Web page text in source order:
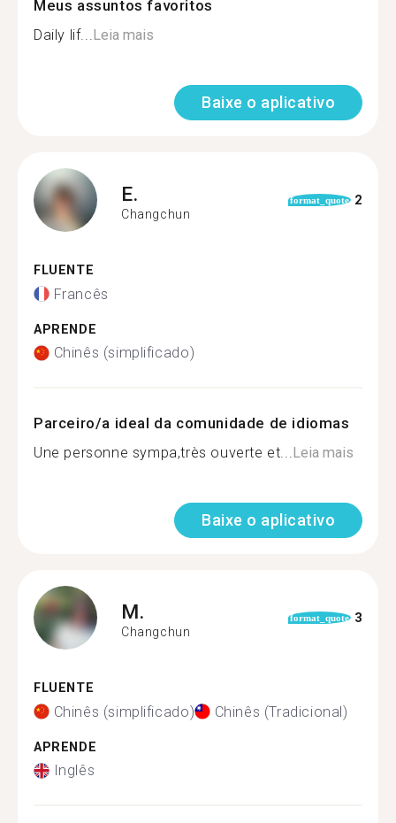
Meus assuntos favoritos
Daily lif...Leia mais
Baixe o aplicativo
E.
Changchun
format_quote 2
FLUENTE
Francês
APRENDE
Chinês (simplificado)
Parceiro/a ideal da comunidade de idiomas
Une personne sympa,très ouverte et...Leia mais
Baixe o aplicativo
M.
Changchun
format_quote 3
FLUENTE
Chinês (simplificado) Chinês (Tradicional)
APRENDE
Inglês